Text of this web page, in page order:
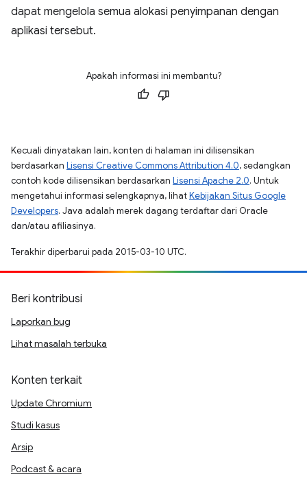
dapat mengelola semua alokasi penyimpanan dengan
aplikasi tersebut.
Apakah informasi ini membantu?
Kecuali dinyatakan lain, konten di halaman ini dilisensikan
berdasarkan Lisensi Creative Commons Attribution 4.0, sedangkan
contoh kode dilisensikan berdasarkan Lisensi Apache 2.0. Untuk
mengetahui informasi selengkapnya, lihatKebijakan Situs Google
Developers. Java adalah merek dagang terdaftar dari Oracle
dan/atau afiliasinya.
Terakhir diperbarui pada 2015-03-10 UTC.
Beri kontribusi
Laporkan bug
Lihat masalah terbuka
Konten terkait
Update Chromium
Studi kasus
Arsip
Podcast & acara